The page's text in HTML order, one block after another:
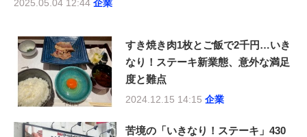
2025.05.04 12:44 企業
すき焼き肉1枚とご飯で2千円…いき
なり！ステーキ新業態、意外な満足
度と難点
2024.12.15 14:15 企業
苦境の「いきなり！ステーキ」430